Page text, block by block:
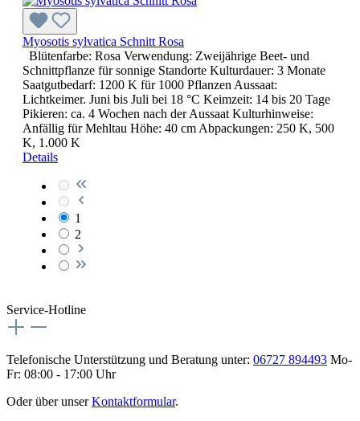
Myosotis sylvatica Schnitt Rosa
Blütenfarbe: Rosa Verwendung: Zweijährige Beet- und
Schnittpflanze für sonnige Standorte Kulturdauer: 3 Monate
Saatgutbedarf: 1200 K für 1000 Pflanzen Aussaat:
Lichtkeimer. Juni bis Juli bei 18 °C Keimzeit: 14 bis 20 Tage
Pikieren: ca. 4 Wochen nach der Aussaat Kulturhinweise:
Anfällig für Mehltau Höhe: 40 cm Abpackungen: 250 K, 500
K, 1.000 K
Details
1
2
Service-Hotline
Telefonische Unterstützung und Beratung unter: 06727 894493 Mo-
Fr: 08:00 - 17:00 Uhr
Oder über unserKontaktformular.